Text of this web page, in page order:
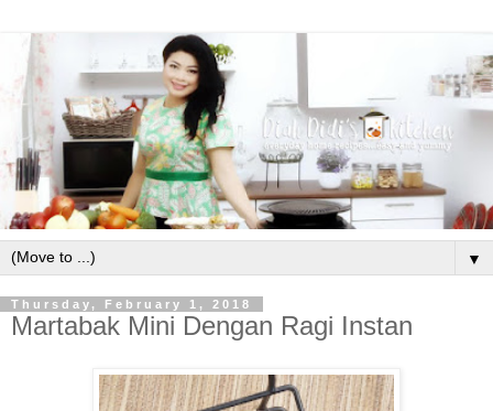
▼
Thursday, February 1, 2018
Martabak Mini Dengan Ragi Instan